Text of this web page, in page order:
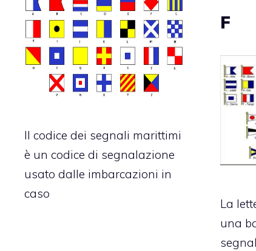
Il codice dei segnali marittimi
è un codice di segnalazione
usato dalle imbarcazioni in
caso
F
La
una